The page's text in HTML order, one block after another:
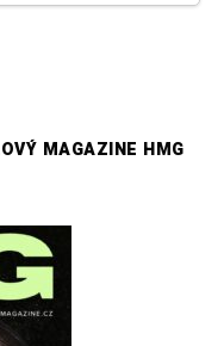
MAGAZINE HMG